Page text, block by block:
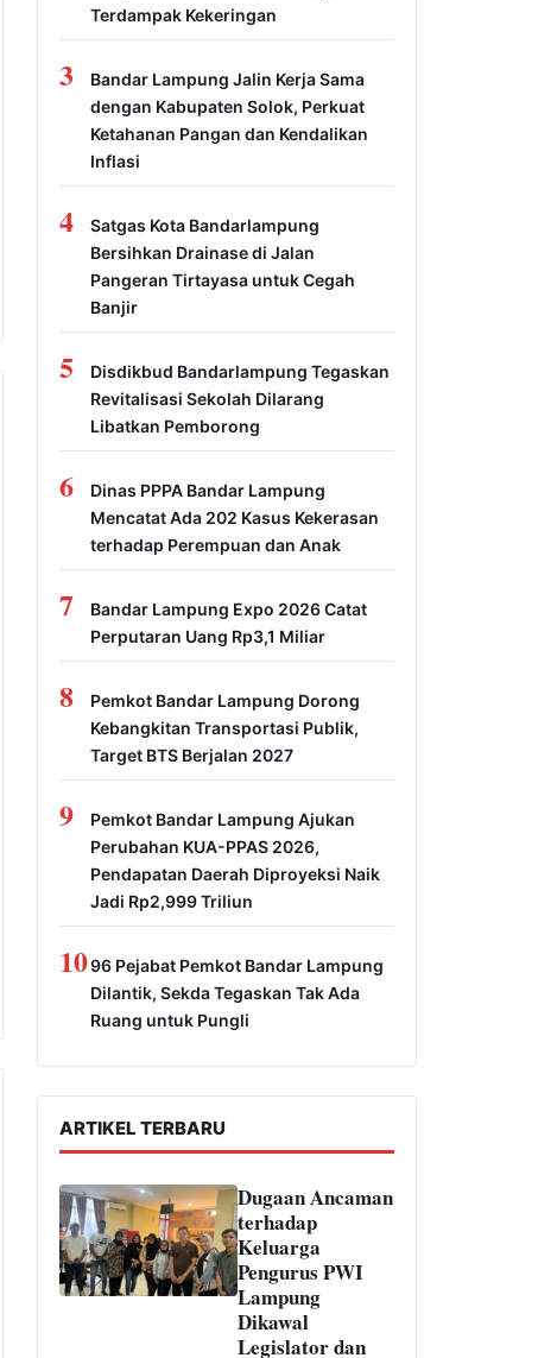
Terdampak Kekeringan
3
Bandar Lampung Jalin Kerja Sama
dengan Kabupaten Solok, Perkuat
Ketahanan Pangan dan Kendalikan
Inflasi
4
Satgas Kota Bandarlampung
Bersihkan Drainase di Jalan
Pangeran Tirtayasa untuk Cegah
Banjir
5
Disdikbud Bandarlampung Tegaskan
Revitalisasi Sekolah Dilarang
Libatkan Pemborong
6
Dinas PPPA Bandar Lampung
Mencatat Ada 202 Kasus Kekerasan
terhadap Perempuan dan Anak
7
Bandar Lampung Expo 2026 Catat
Perputaran Uang Rp3,1 Miliar
8
Pemkot Bandar Lampung Dorong
Kebangkitan Transportasi Publik,
Target BTS Berjalan 2027
9
Pemkot Bandar Lampung Ajukan
Perubahan KUA-PPAS 2026,
Pendapatan Daerah Diproyeksi Naik
Jadi Rp2,999 Triliun
1096 Pejabat Pemkot Bandar Lampung
Dilantik, Sekda Tegaskan Tak Ada
Ruang untuk Pungli
ARTIKEL TERBARU
Dugaan Ancaman
terhadap
Keluarga
Pengurus PWI
Lampung
Dikawal
Legislator dan